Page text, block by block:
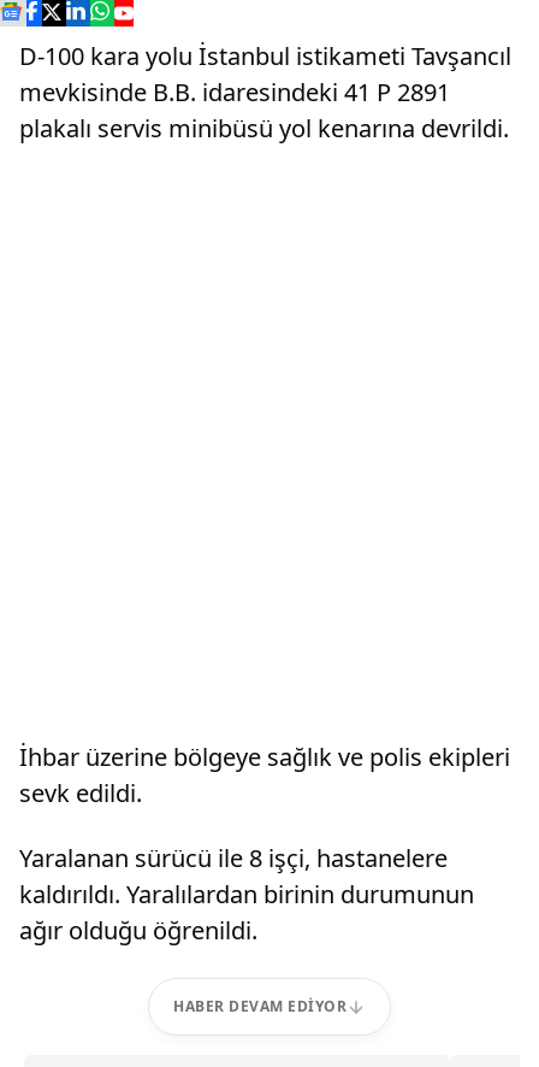
D-100 kara yolu İstanbul istikameti Tavşancıl
mevkisinde B.B. idaresindeki 41 P 2891
plakalı servis minibüsü yol kenarına devrildi.
İhbar üzerine bölgeye sağlık ve polis ekipleri
sevk edildi.
Yaralanan sürücü ile 8 işçi, hastanelere
kaldırıldı. Yaralılardan birinin durumunun
ağır olduğu öğrenildi.
HABER DEVAM EDIYOR